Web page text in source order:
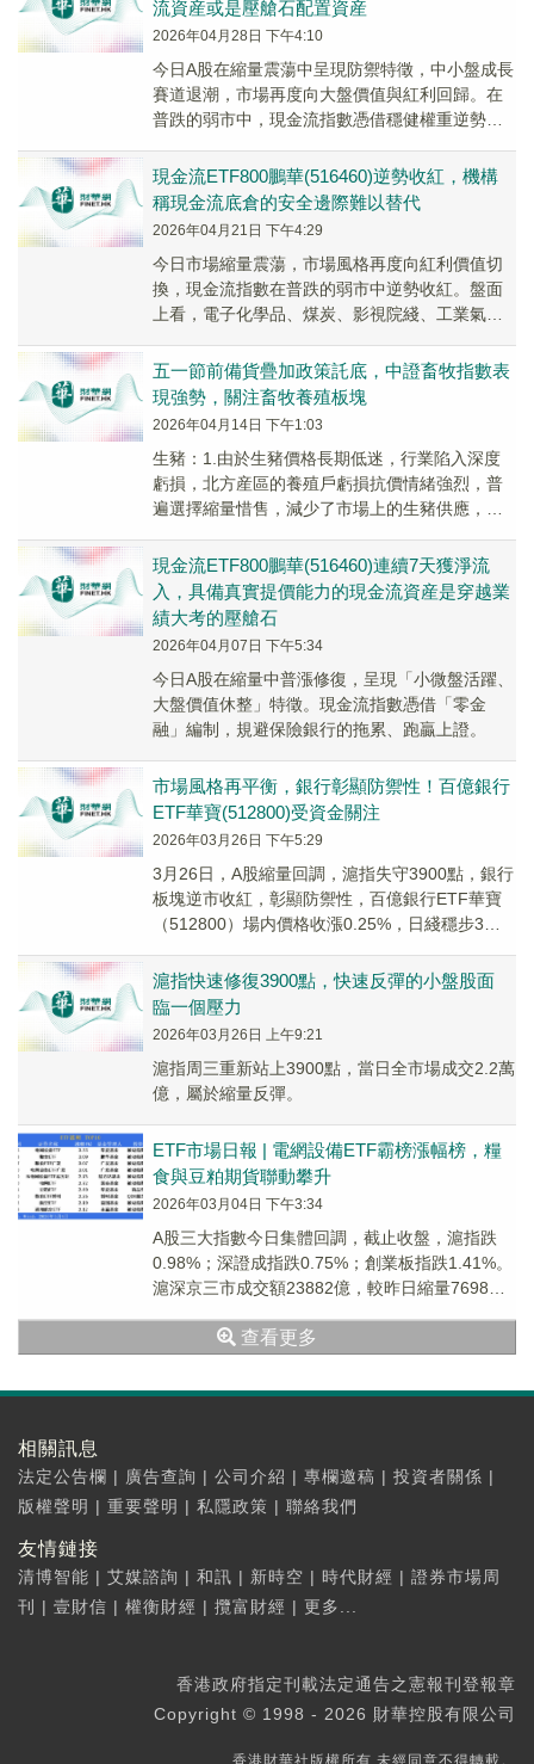
流資産或是壓艙石配置資産
2026年04月28日 下午4:10
今日A股在縮量震蕩中呈現防禦特徵，中小盤成長
賽道退潮，市場再度向大盤價值與紅利回歸。在
普跌的弱市中，現金流指數憑借穩健權重逆勢發
現金流ETF800鵬華(516460)逆勢收紅，機構
稱現金流底倉的安全邊際難以替代
2026年04月21日 下午4:29
今日市場縮量震蕩，市場風格再度向紅利價值切
換，現金流指數在普跌的弱市中逆勢收紅。盤面
上看，電子化學品、煤炭、影視院綫、工業氣
五一節前備貨疊加政策託底，中證畜牧指數表
現強勢，關注畜牧養殖板塊
2026年04月14日 下午1:03
生豬：1.由於生豬價格長期低迷，行業陷入深度
虧損，北方産區的養殖戶虧損抗價情緒強烈，普
遍選擇縮量惜售，減少了市場上的生豬供應，從
現金流ETF800鵬華(516460)連續7天獲淨流
入，具備真實提價能力的現金流資産是穿越業
績大考的壓艙石
2026年04月07日 下午5:34
今日A股在縮量中普漲修復，呈現「小微盤活躍、
大盤價值休整」特徵。現金流指數憑借「零金
融」編制，規避保險銀行的拖累、跑贏上證。
市場風格再平衡，銀行彰顯防禦性！百億銀行
ETF華寶(512800)受資金關注
2026年03月26日 下午5:29
3月26日，A股縮量回調，滬指失守3900點，銀行
板塊逆市收紅，彰顯防禦性，百億銀行ETF華寶
（512800）場内價格收漲0.25%，日綫穩步3連
滬指快速修復3900點，快速反彈的小盤股面
臨一個壓力
2026年03月26日 上午9:21
滬指周三重新站上3900點，當日全市場成交2.2萬
億，屬於縮量反彈。
ETF市場日報 | 電網設備ETF霸榜漲幅榜，糧
食與豆粕期貨聯動攀升
2026年03月04日 下午3:34
A股三大指數今日集體回調，截止收盤，滬指跌
0.98%；深證成指跌0.75%；創業板指跌1.41%。
滬深京三市成交額23882億，較昨日縮量7698
查看更多
相關訊息
法定公告欄 | 廣告查詢 | 公司介紹 | 專欄邀稿 | 投資者關係 |
版權聲明 | 重要聲明 | 私隱政策 | 聯絡我們
友情鏈接
清博智能 | 艾媒諮詢 | 和訊 | 新時空 | 時代財經 | 證券市場周
刊
| 壹財信 | 權衡財經 | 攬富財經 | 更多...
香港政府指定刊載法定通告之憲報刊登報章
Copyright © 1998 - 2026 財華控股有限公司